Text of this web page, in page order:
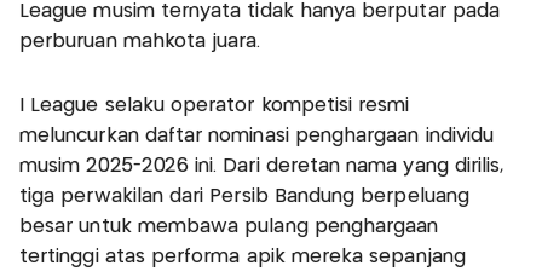
League musim ternyata tidak hanya berputar pada
perburuan mahkota juara.
I League selaku operator kompetisi resmi
meluncurkan daftar nominasi penghargaan individu
musim 2025-2026 ini. Dari deretan nama yang dirilis,
tiga perwakilan dari Persib Bandung berpeluang
besar untuk membawa pulang penghargaan
tertinggi atas performa apik mereka sepanjang